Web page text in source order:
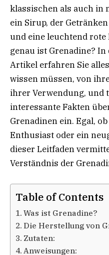
klassischen als auch in
ein Sirup, der
und eine leuchtend rote
genau ist Grenadine?
Artikel erfahren Sie
wissen müssen, von
ihrer Verwendung, und
interessante Fakten
Grenadinen ein. Egal,
Enthusiast oder ein
dieser Leitfaden
Verständnis der
Table of Contents
Was ist Grenadine?
Die Herstellung von
Zutaten:
Anweisungen: